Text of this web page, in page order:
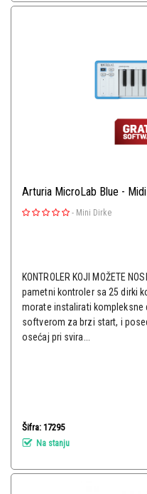
Arturia MicroLab Blue -
- Mini Dirke
KONTROLER KOJI MOŽETE
pametni kontroler sa 25 dirki
morate instalirati kompleksne
softverom za brzi start, i
osećaj pri svira...
Šifra: 17295
Na stanju